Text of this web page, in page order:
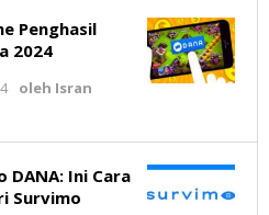
Penghasil
2024
oleh Isran
DANA: Ini Cara
Survimo